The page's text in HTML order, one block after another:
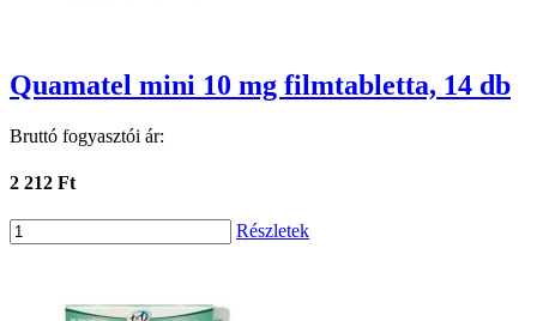
Quamatel mini 10 mg filmtabletta, 14 db
Bruttó fogyasztói ár:
2 212 Ft
Részletek